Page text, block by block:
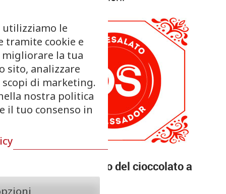
SIGEP 2026: il futuro del cioccolato a
Rimini
le
tramite cookie e
la tua
sito, analizzare
di marketing.
nostra politica
il tuo consenso in